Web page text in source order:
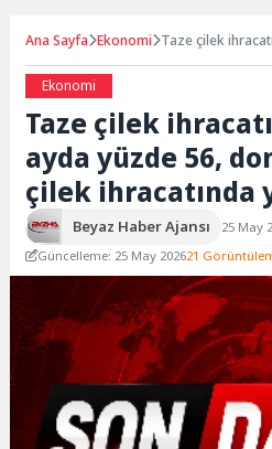
Ana Sayfa Ekonomi Taze çilek
Ekonomi
Taze çilek
ayda yüzde 56,
çilek ihracatında
Beyaz Haber Ajansı
25 May
Güncelleme: 25 May 202621